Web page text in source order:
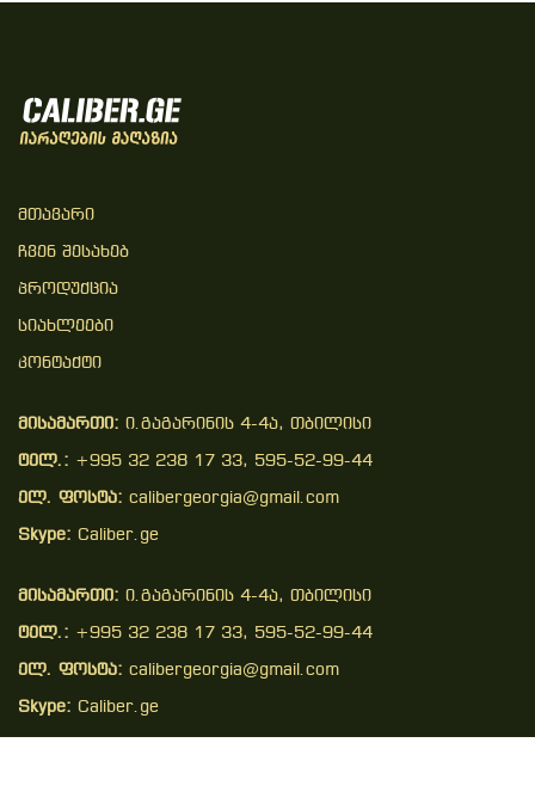
Მთავარი
Ჩვენ Შესახებ
Პროდუქცია
Სიახლეები
Კონტაქტი
მისამართი: ი.გაგარინის 4-4ა, თბილისი
ტელ.: +995 32 238 17 33, 595-52-99-44
ელ. ფოსტა: calibergeorgia@gmail.com
Skype: Caliber.ge
მისამართი: ი.გაგარინის 4-4ა, თბილისი
ტელ.: +995 32 238 17 33, 595-52-99-44
ელ. ფოსტა: calibergeorgia@gmail.com
Skype: Caliber.ge